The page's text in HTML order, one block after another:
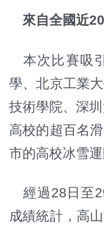
來自全國近
本次比賽吸
學、北京工業
技術學院、深
高校的超百名
市的高校冰雪運
經過28日至
成績統計，高